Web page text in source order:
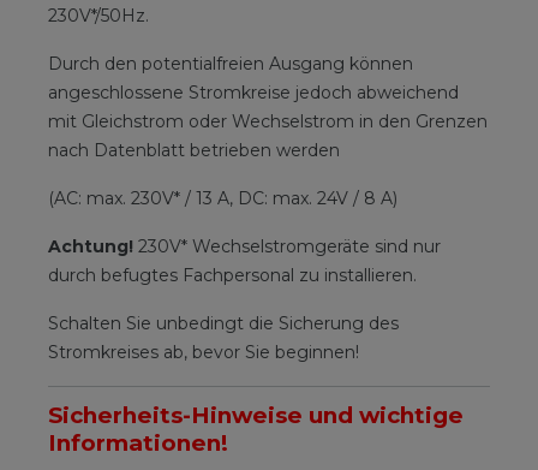
230V*/50Hz.
Durch den potentialfreien Ausgang können
angeschlossene Stromkreise jedoch abweichend
mit Gleichstrom oder Wechselstrom in den Grenzen
nach Datenblatt betrieben werden
(AC: max. 230V* / 13 A, DC: max. 24V / 8 A)
Achtung! 230V* Wechselstromgeräte sind nur
durch befugtes Fachpersonal zu installieren.
Schalten Sie unbedingt die Sicherung des
Stromkreises ab, bevor Sie beginnen!
Sicherheits-Hinweise und wichtige
Informationen!